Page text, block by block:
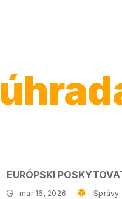
EURÓPSKI
mar 16, 2026 Správy